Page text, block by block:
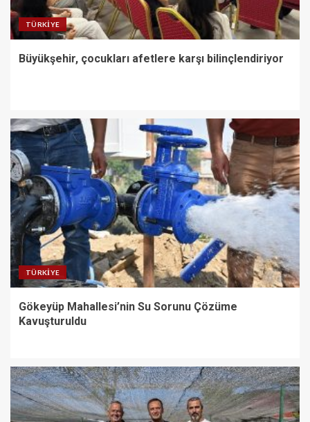
TÜRKIYE
Büyükşehir, çocukları afetlere karşı bilinçlendiriyor
TÜRKIYE
Gökeyüp Mahallesi’nin Su Sorunu Çözüme
Kavuşturuldu